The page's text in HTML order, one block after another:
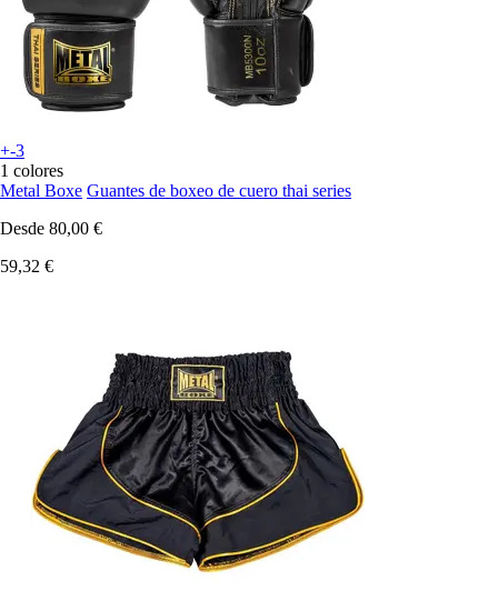
+-3
1 colores
Metal Boxe Guantes de boxeo de cuero thai series
Desde 80,00 €
59,32 €